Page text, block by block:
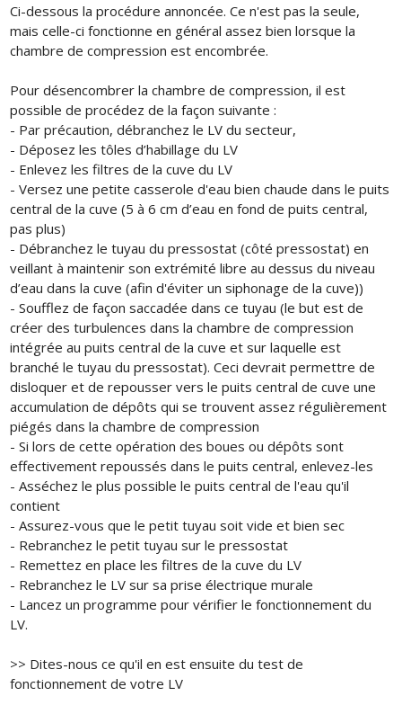
Ci-dessous la procédure annoncée. Ce n'est pas la seule,
mais celle-ci fonctionne en général assez bien lorsque la
chambre de compression est encombrée.
Pour désencombrer la chambre de compression, il est
possible de procédez de la façon suivante :
- Par précaution, débranchez le LV du secteur,
- Déposez les tôles d’habillage du LV
- Enlevez les filtres de la cuve du LV
- Versez une petite casserole d'eau bien chaude dans le puits
central de la cuve (5 à 6 cm d’eau en fond de puits central,
pas plus)
- Débranchez le tuyau du pressostat (côté pressostat) en
veillant à maintenir son extrémité libre au dessus du niveau
d’eau dans la cuve (afin d'éviter un siphonage de la cuve))
- Soufflez de façon saccadée dans ce tuyau (le but est de
créer des turbulences dans la chambre de compression
intégrée au puits central de la cuve et sur laquelle est
branché le tuyau du pressostat). Ceci devrait permettre de
disloquer et de repousser vers le puits central de cuve une
accumulation de dépôts qui se trouvent assez régulièrement
piégés dans la chambre de compression
- Si lors de cette opération des boues ou dépôts sont
effectivement repoussés dans le puits central, enlevez-les
- Asséchez le plus possible le puits central de l'eau qu'il
contient
- Assurez-vous que le petit tuyau soit vide et bien sec
- Rebranchez le petit tuyau sur le pressostat
- Remettez en place les filtres de la cuve du LV
- Rebranchez le LV sur sa prise électrique murale
- Lancez un programme pour vérifier le fonctionnement du
LV.
>> Dites-nous ce qu'il en est ensuite du test de
fonctionnement de votre LV